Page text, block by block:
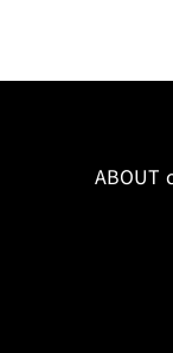
ABOUT